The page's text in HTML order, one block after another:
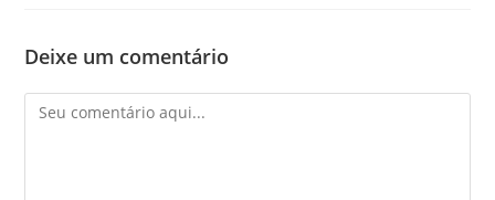
Deixe um comentário